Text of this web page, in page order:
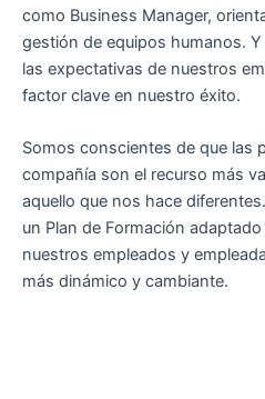
como Business Manager,
gestión de equipos humanos.
las expectativas de nuestros
factor clave en nuestro éxito.
Somos conscientes de que las
compañía son el recurso más
aquello que nos hace
un Plan de Formación adaptado
nuestros empleados y
más dinámico y cambiante.